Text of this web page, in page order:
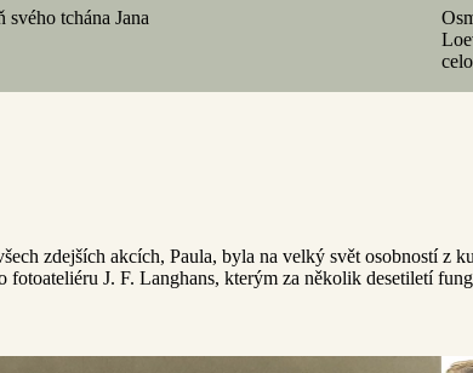
tchána Jana
zdejších akcích, Paula, byla na velký svět osobností
J. F. Langhans, kterým za několik desetiletí